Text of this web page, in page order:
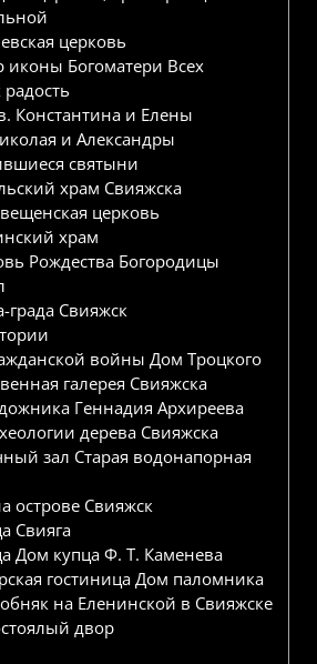
церковь
Богоматери Всех
Константина и Елены
и Александры
святыни
храм Свияжска
церковь
храм
Рождества Богородицы
града Свияжск
войны Дом Троцкого
галерея Свияжска
Геннадия Архиреева
дерева Свияжска
зал Старая водонапорная
острове Свияжск
Свияга
Дом купца Ф. Т. Каменева
гостиница Дом паломника
на Еленинской в Свияжске
двор